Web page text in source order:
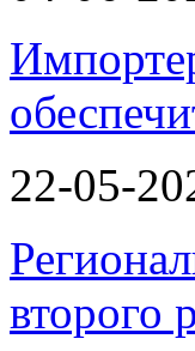
22-05-
второго